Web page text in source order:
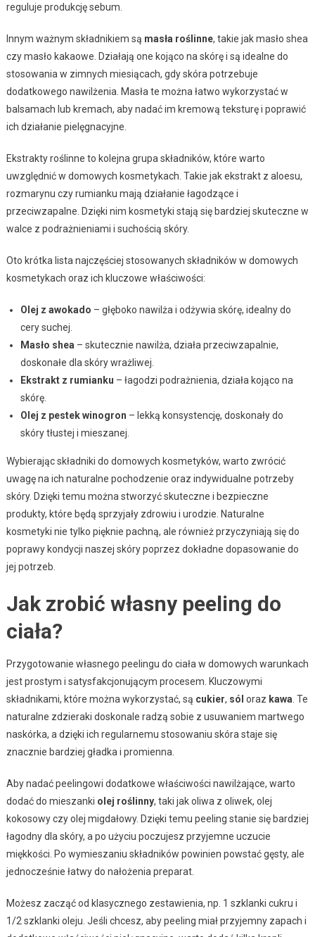
reguluje produkcję sebum.
Innym ważnym składnikiem są masła roślinne, takie jak masło shea
czy masło kakaowe. Działają one kojąco na skórę i są idealne do
stosowania w zimnych miesiącach, gdy skóra potrzebuje
dodatkowego nawilżenia. Masła te można łatwo wykorzystać w
balsamach lub kremach, aby nadać im kremową teksturę i poprawić
ich działanie pielęgnacyjne.
Ekstrakty roślinne to kolejna grupa składników, które warto
uwzględnić w domowych kosmetykach. Takie jak ekstrakt z aloesu,
rozmarynu czy rumianku mają działanie łagodzące i
przeciwzapalne. Dzięki nim kosmetyki stają się bardziej skuteczne w
walce z podrażnieniami i suchością skóry.
Oto krótka lista najczęściej stosowanych składników w domowych
kosmetykach oraz ich kluczowe właściwości:
Olej z awokado – głęboko nawilża i odżywia skórę, idealny do
cery suchej.
Masło shea – skutecznie nawilża, działa przeciwzapalnie,
doskonałe dla skóry wrażliwej.
Ekstrakt z rumianku – łagodzi podrażnienia, działa kojąco na
skórę.
Olej z pestek winogron – lekką konsystencję, doskonały do
skóry tłustej i mieszanej.
Wybierając składniki do domowych kosmetyków, warto zwrócić
uwagę na ich naturalne pochodzenie oraz indywidualne potrzeby
skóry. Dzięki temu można stworzyć skuteczne i bezpieczne
produkty, które będą sprzyjały zdrowiu i urodzie. Naturalne
kosmetyki nie tylko pięknie pachną, ale również przyczyniają się do
poprawy kondycji naszej skóry poprzez dokładne dopasowanie do
jej potrzeb.
Jak zrobić własny peeling do
ciała?
Przygotowanie własnego peelingu do ciała w domowych warunkach
jest prostym i satysfakcjonującym procesem. Kluczowymi
składnikami, które można wykorzystać, są cukier, sól oraz kawa . Te
naturalne zdzieraki doskonale radzą sobie z usuwaniem martwego
naskórka, a dzięki ich regularnemu stosowaniu skóra staje się
znacznie bardziej gładka i promienna.
Aby nadać peelingowi dodatkowe właściwości nawilżające, warto
dodać do mieszanki olej roślinny, taki jak oliwa z oliwek, olej
kokosowy czy olej migdałowy. Dzięki temu peeling stanie się bardziej
łagodny dla skóry, a po użyciu poczujesz przyjemne uczucie
miękkości. Po wymieszaniu składników powinien powstać gęsty, ale
jednocześnie łatwy do nałożenia preparat.
Możesz zacząć od klasycznego zestawienia, np. 1 szklanki cukru i
1/2 szklanki oleju. Jeśli chcesz, aby peeling miał przyjemny zapach i